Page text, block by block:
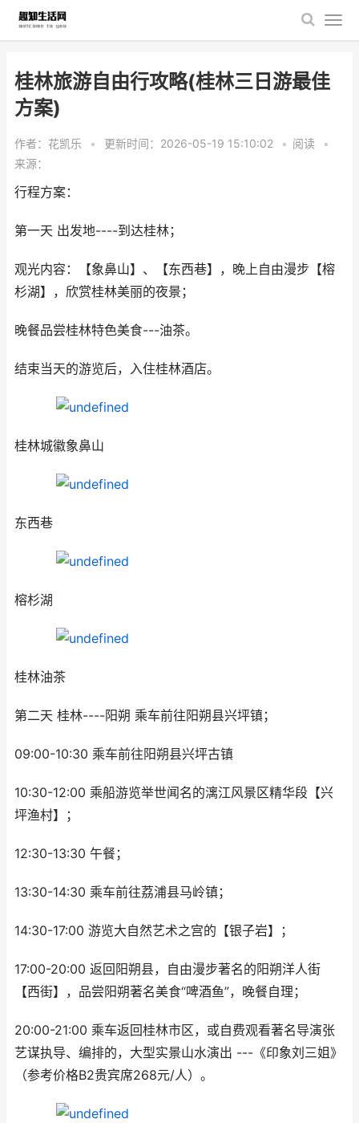
桂林旅游自由行攻略(桂林三日游最佳
方案)
作者：花凯乐 • 更新时间：2026-05-19 15:10:02 • 阅读
•
来源：
行程方案：
第一天 出发地----到达桂林；
观光内容：【象鼻山】、【东西巷】，晚上自由漫步【榕
杉湖】，欣赏桂林美丽的夜景；
晚餐品尝桂林特色美食---油茶。
结束当天的游览后，入住桂林酒店。
桂林城徽象鼻山
东西巷
榕杉湖
桂林油茶
第二天 桂林----阳朔 乘车前往阳朔县兴坪镇；
09:00-10:30 乘车前往阳朔县兴坪古镇
10:30-12:00 乘船游览举世闻名的漓江风景区精华段【兴
坪渔村】；
12:30-13:30 午餐；
13:30-14:30 乘车前往荔浦县马岭镇；
14:30-17:00 游览大自然艺术之宫的【银子岩】；
17:00-20:00 返回阳朔县，自由漫步著名的阳朔洋人街
【西街】，品尝阳朔著名美食“啤酒鱼”，晚餐自理；
20:00-21:00 乘车返回桂林市区，或自费观看著名导演张
艺谋执导、编排的，大型实景山水演出 ---《印象刘三姐》
（参考价格B2贵宾席268元/人）。